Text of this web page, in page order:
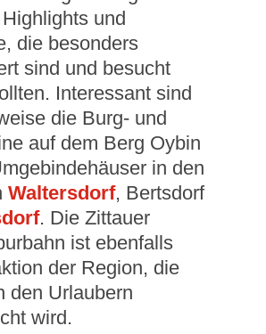
und
die besonders
sind und besucht
Interessant sind
die Burg- und
auf dem Berg Oybin
in den
Waltersdorf, Bertsdorf
. Die Zittauer
ist ebenfalls
der Region, die
den Urlaubern
wird.